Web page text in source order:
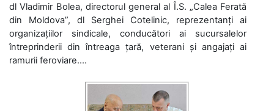
dl Vladimir Bolea, directorul general al Î.S. „Calea Ferată
din Moldova”, dl Serghei Cotelinic, reprezentanți ai
organizațiilor sindicale, conducători ai sucursalelor
întreprinderii din întreaga țară, veterani și angajați ai
ramurii feroviare....